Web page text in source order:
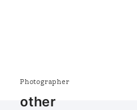
Photographer
other